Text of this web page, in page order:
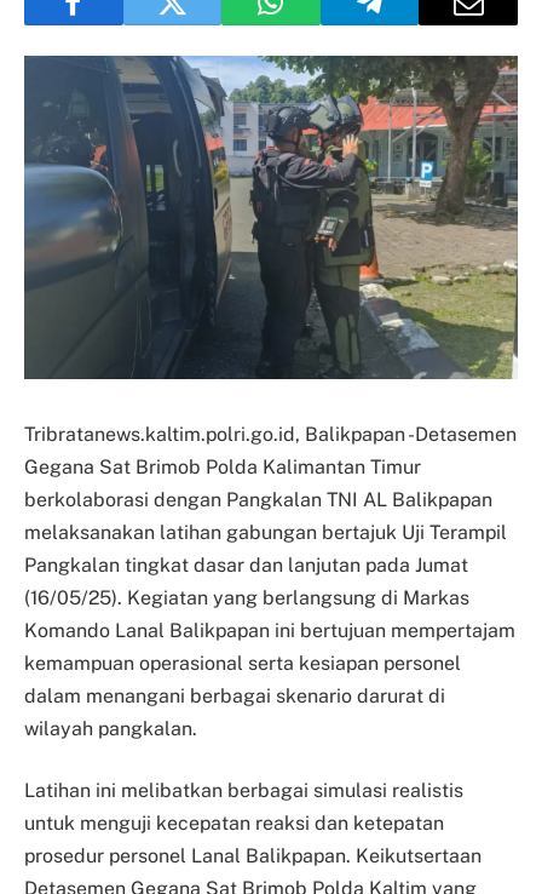
Tribratanews.kaltim.polri.go.id, Balikpapan -Detasemen
Gegana Sat Brimob Polda Kalimantan Timur
berkolaborasi dengan Pangkalan TNI AL Balikpapan
melaksanakan latihan gabungan bertajuk Uji Terampil
Pangkalan tingkat dasar dan lanjutan pada Jumat
(16/05/25). Kegiatan yang berlangsung di Markas
Komando Lanal Balikpapan ini bertujuan mempertajam
kemampuan operasional serta kesiapan personel
dalam menangani berbagai skenario darurat di
wilayah pangkalan.
Latihan ini melibatkan berbagai simulasi realistis
untuk menguji kecepatan reaksi dan ketepatan
prosedur personel Lanal Balikpapan. Keikutsertaan
Detasemen Gegana Sat Brimob Polda Kaltim yang